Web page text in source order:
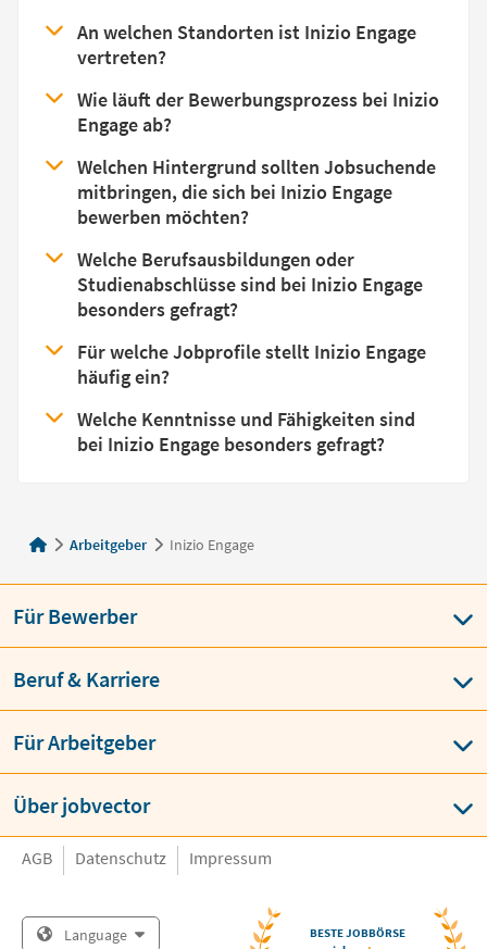
An welchen Standorten ist Inizio Engage
vertreten?
Wie läuft der Bewerbungsprozess bei Inizio
Engage ab?
Welchen Hintergrund sollten Jobsuchende
mitbringen, die sich bei Inizio Engage
bewerben möchten?
Welche Berufsausbildungen oder
Studienabschlüsse sind bei Inizio Engage
besonders gefragt?
Für welche Jobprofile stellt Inizio Engage
häufig ein?
Welche Kenntnisse und Fähigkeiten sind
bei Inizio Engage besonders gefragt?
Arbeitgeber Inizio Engage
Für Bewerber
Beruf & Karriere
Für Arbeitgeber
Über jobvector
AGB Datenschutz Impressum
Language
BESTE JOBBÖRSE